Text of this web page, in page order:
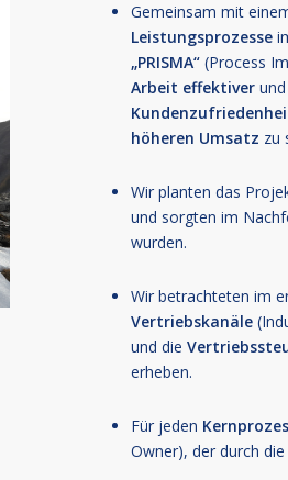
Gemeinsam mit
Leistungsprozesse
„PRISMA“ (Process
Arbeit effektiver und
höheren Umsatz zu
Wir planten das
und sorgten im
wurden.
Wir betrachteten im
Vertriebskanäle
und die
erheben.
Für jeden
Owner), der durch